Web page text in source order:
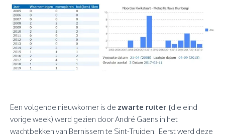
Een volgende nieuwkomer is de zwarte ruiter (die eind
vorige week) werd gezien door André Gaens in het
wachtbekken van Bernissem te Sint-Truiden. Eerst werd deze